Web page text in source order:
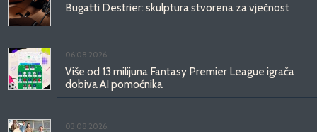
Bugatti Destrier: skulptura stvorena za vječnost
06.08.2026.
Više od 13 milijuna Fantasy Premier League igrača
dobiva AI pomoćnika
03.08.2026.